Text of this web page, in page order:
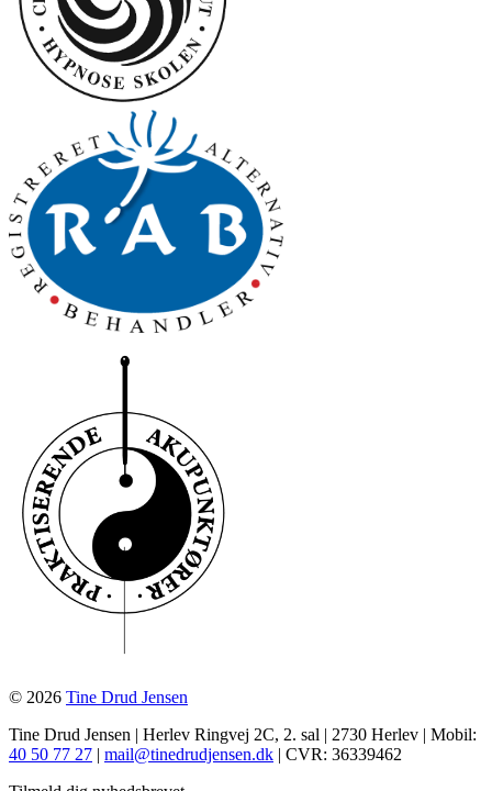
© 2026 Tine Drud Jensen
Tine Drud Jensen | Herlev Ringvej 2C, 2. sal | 2730 Herlev | Mobil:
40 50 77 27 | mail@tinedrudjensen.dk | CVR: 36339462